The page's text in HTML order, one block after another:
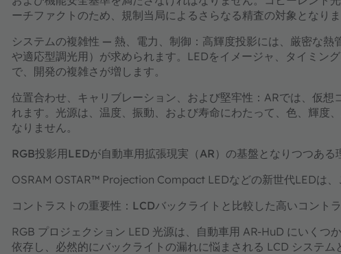
ーチファクトのため、規制当局によるさらなる精査の対象となりま
システムの複雑性 — 熱、電力、制御： 高輝度投影には、厳密な熱
や適応型調光用）が求められます。LEDをイメージャ、タイミン
で、開発の複雑さが増します。
位置合わせ、キャリブレーション、および堅牢性： ARでは、仮想
れます。光源は、温度、振動、および寿命にわたって、色、輝度
なりません。
RGB投影用LEDが自動車用拡張現実（AR）の基盤となりつつある
OSRAM OSTAR™ Projection Compact LEDなどの新世代LEDは、
コントラストの重要性：LCDバックライトと比較した高いコント
RGB プロジェクション LED 光源は、自動車用 AR-HuD にいくつ
依存し、必然的にバックライトの漏れに悩まされる LCD システ